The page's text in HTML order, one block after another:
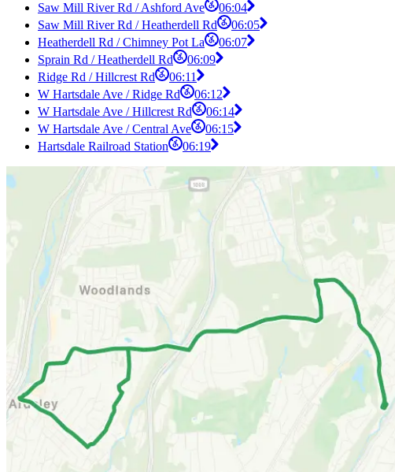
Saw Mill River Rd / Ashford Ave
06:04
Saw Mill River Rd / Heatherdell Rd
06:05
Heatherdell Rd / Chimney Pot La
06:07
Sprain Rd / Heatherdell Rd
06:09
Ridge Rd / Hillcrest Rd
06:11
W Hartsdale Ave / Ridge Rd
06:12
W Hartsdale Ave / Hillcrest Rd
06:14
W Hartsdale Ave / Central Ave
06:15
Hartsdale Railroad Station
06:19